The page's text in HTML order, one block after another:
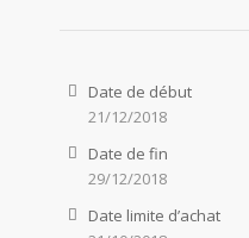
Date de début
21/12/2018
Date de fin
29/12/2018
Date limite d’achat